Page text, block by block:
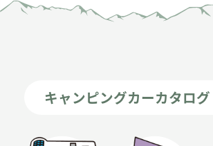
キャンピングカーカタログ